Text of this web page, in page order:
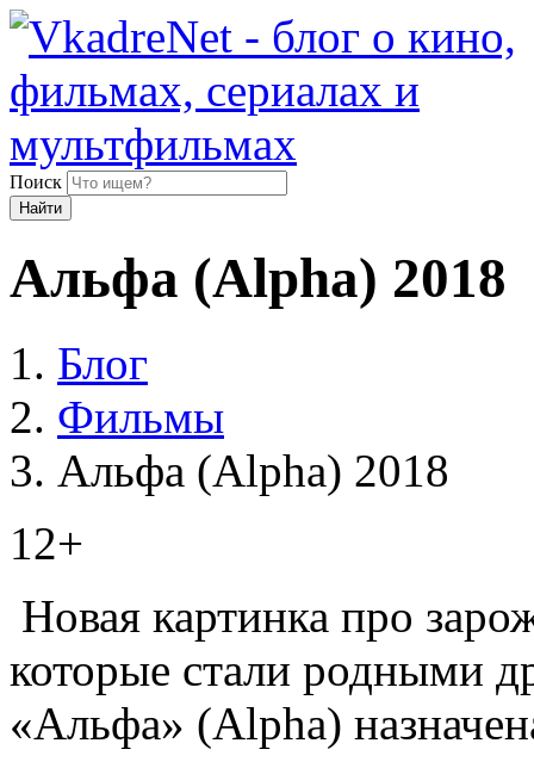
Поиск
Найти
Альфа (Alpha) 2018
Блог
Фильмы
Альфа (Alpha) 2018
12+
Новая картинка про
которые стали родными
«Альфа» (Alpha)